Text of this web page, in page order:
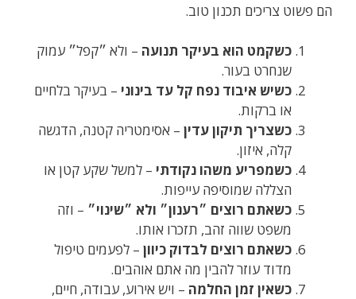
הם פשוט צריכים תכנון טוב.
כשקמט הוא בעיקר תנועה – ולא ״קפל״ עמוק
שנחרט בעור.
כשיש איבוד נפח קל עד בינוני – בעיקר בלחיים
או ברקות.
כשצריך תיקון עדין – אסימטריה קטנה, הדגשה
קלה, איזון.
כשמפריע משהו נקודתי – למשל שקע קטן או
הצללה שמוסיפה עייפות.
כשאתם רוצים ״רענון״ ולא ״שינוי״ – וזה
משפט שווה זהב, תזכרו אותו.
כשאתם רוצים לבדוק כיוון – לפעמים טיפול
מדוד עוזר להבין מה אתם אוהבים.
כשאין זמן החלמה – ויש אירוע, עבודה, חיים,